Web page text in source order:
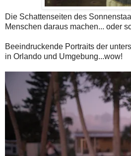
Die Schattenseiten des
Menschen daraus machen... oder
Beeindruckende Portraits der
in Orlando und Umgebung...wow!